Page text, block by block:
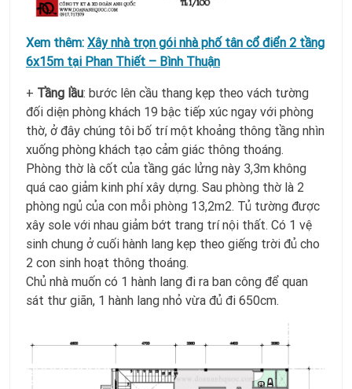
Xem thêm: Xây nhà trọn gói nhà phố tân cổ điển 2 tầng
6x15m tại Phan Thiết – Bình Thuận
+ Tầng lầu: bước lên cầu thang kẹp theo vách tường
đối diện phòng khách 19 bậc tiếp xúc ngay với phòng
thờ, ở đây chúng tôi bố trí một khoảng thông tầng nhìn
xuống phòng khách tạo cảm giác thông thoáng.
Phòng thờ là cốt của tầng gác lửng này 3,3m không
quá cao giảm kinh phí xây dựng. Sau phòng thờ là 2
phòng ngủ của con mỗi phòng 13,2m2. Tủ tường được
xây sole với nhau giảm bớt trang trí nội thất. Có 1 vệ
sinh chung ở cuối hành lang kẹp theo giếng trời đủ cho
2 con sinh hoạt thông thoáng.
Chủ nhà muốn có 1 hành lang đi ra ban công để quan
sát thư giãn, 1 hành lang nhỏ vừa đủ đi 650cm.